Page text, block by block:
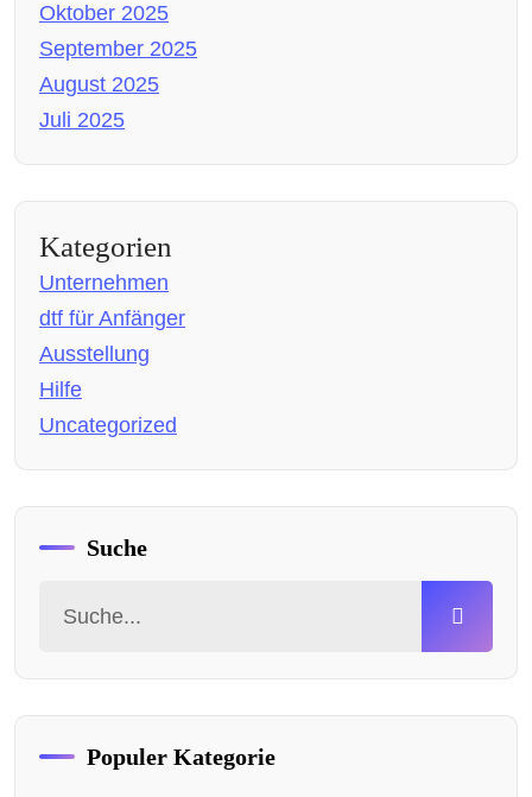
Oktober 2025
September 2025
August 2025
Juli 2025
Kategorien
Unternehmen
dtf für Anfänger
Ausstellung
Hilfe
Uncategorized
Suche
Populer Kategorie